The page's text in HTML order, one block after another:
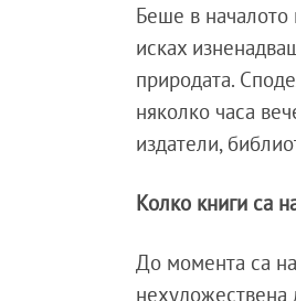
Беше в началото
исках
природата.
няколко часа
издатели,
Колко книги са
До момента са
нехудожествена